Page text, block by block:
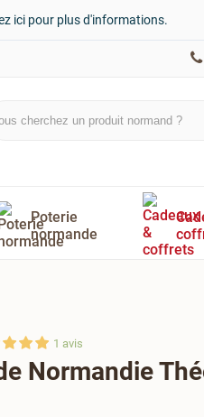
ici pour plus d'informations.
Poterie
normande
1 avis
Normandie